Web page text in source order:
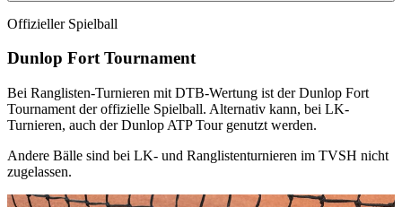
Offizieller Spielball
Dunlop Fort Tournament
Bei Ranglisten-Turnieren mit DTB-Wertung ist der Dunlop Fort
Tournament der offizielle Spielball. Alternativ kann, bei LK-
Turnieren, auch der Dunlop ATP Tour genutzt werden.
Andere Bälle sind bei LK- und Ranglistenturnieren im TVSH nicht
zugelassen.